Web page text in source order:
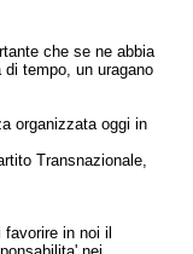
che se ne abbia
tempo, un uragano
organizzata oggi in
Transnazionale,
in noi il